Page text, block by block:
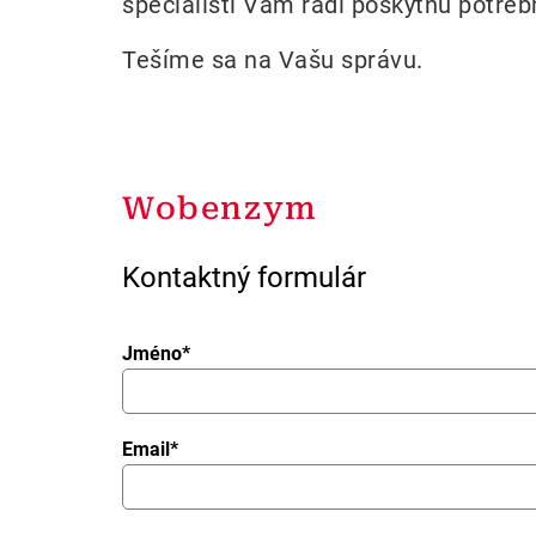
Tešíme sa na Vašu správu.
Wobenzym
Kontaktný formulár
Jméno*
Email*